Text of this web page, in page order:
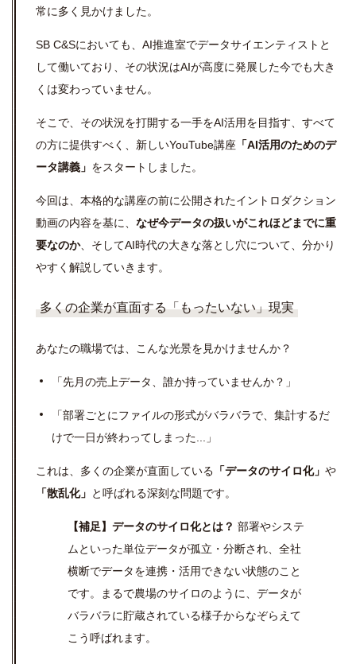
常に多く見かけました。
SB C&Sにおいても、AI推進室でデータサイエンティストと
して働いており、その状況はAIが高度に発展した今でも大き
くは変わっていません。
そこで、その状況を打開する一手をAI活用を目指す、すべて
の方に提供すべく、新しいYouTube講座 「AI活用のためのデ
ータ講義」 をスタートしました。
今回は、本格的な講座の前に公開されたイントロダクション
動画の内容を基に、 なぜ今データの扱いがこれほどまでに重
要なのか、そしてAI時代の大きな落とし穴について、分かり
やすく解説していきます。
多くの企業が直面する「もったいない」現実
あなたの職場では、こんな光景を見かけませんか？
「先月の売上データ、誰か持っていませんか？」
「部署ごとにファイルの形式がバラバラで、集計するだ
けで一日が終わってしまった...」
これは、多くの企業が直面している 「データのサイロ化」 や
「散乱化」 と呼ばれる深刻な問題です。
【補足】データのサイロ化とは？ 部署やシステ
ムといった単位データが孤立・分断され、全社
横断でデータを連携・活用できない状態のこと
です。まるで農場のサイロのように、データが
バラバラに貯蔵されている様子からなぞらえて
こう呼ばれます。